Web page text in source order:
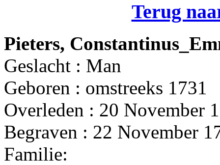
Terug
Pieters,
Geslacht : Man
Geboren : omstreeks 1731
Overleden : 20 November
Begraven : 22 November
Familie: